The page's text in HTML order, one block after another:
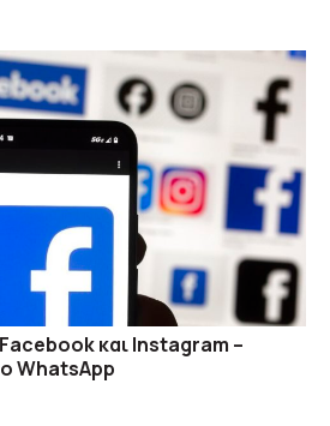
και Instagram –
WhatsApp